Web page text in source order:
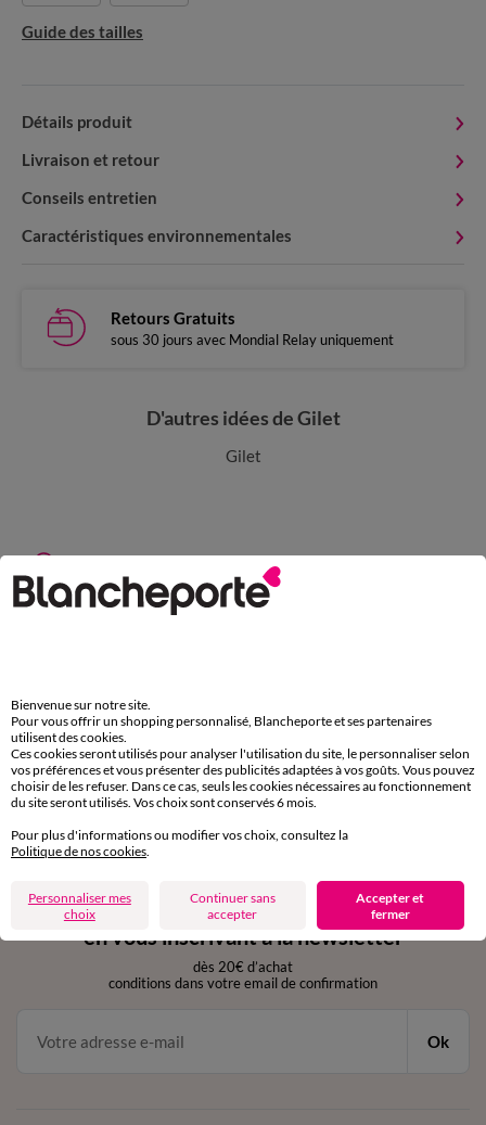
Guide des tailles
Détails produit
Livraison et retour
Conseils entretien
Caractéristiques environnementales
Retours Gratuits
sous 30 jours avec Mondial Relay uniquement
D'autres idées de Gilet
Gilet
Payez plus tard ou en plusieurs fois
Retours gratuits
sous 30 jours avec Mondial Relay uniquement
Service clients
par chat et par téléphone
11€ Offerts
en vous inscrivant à la newsletter
dès 20€ d’achat
conditions dans votre email de confirmation
Ok
Bienvenue sur notre site.
Pour vous offrir un shopping personnalisé, Blancheporte et ses partenaires
utilisent des cookies.
Ces cookies seront utilisés pour analyser l'utilisation du site, le personnaliser selon
vos préférences et vous présenter des publicités adaptées à vos goûts. Vous pouvez
choisir de les refuser. Dans ce cas, seuls les cookies nécessaires au fonctionnement
du site seront utilisés. Vos choix sont conservés 6 mois.
Pour plus d'informations ou modifier vos choix, consultez la
Politique de nos cookies.
Personnaliser mes
choix
Continuer sans
accepter
Accepter et
fermer